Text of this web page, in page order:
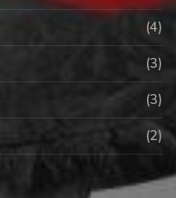
(4)
(3)
(3)
(2)